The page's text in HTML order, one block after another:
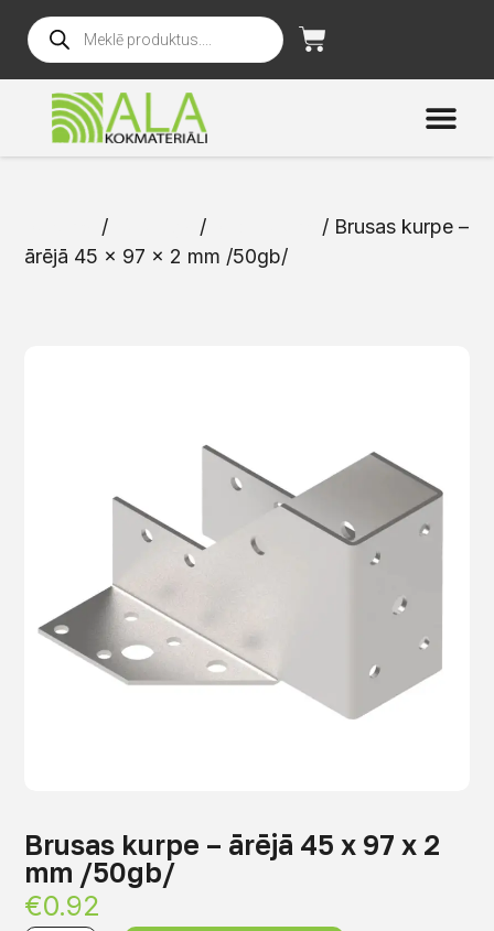
/ /
/ Brusas kurpe –
ārējā 45 x 97 x 2 mm /50gb/
Brusas kurpe – ārējā 45 x 97 x 2
mm /50gb/
€0.92